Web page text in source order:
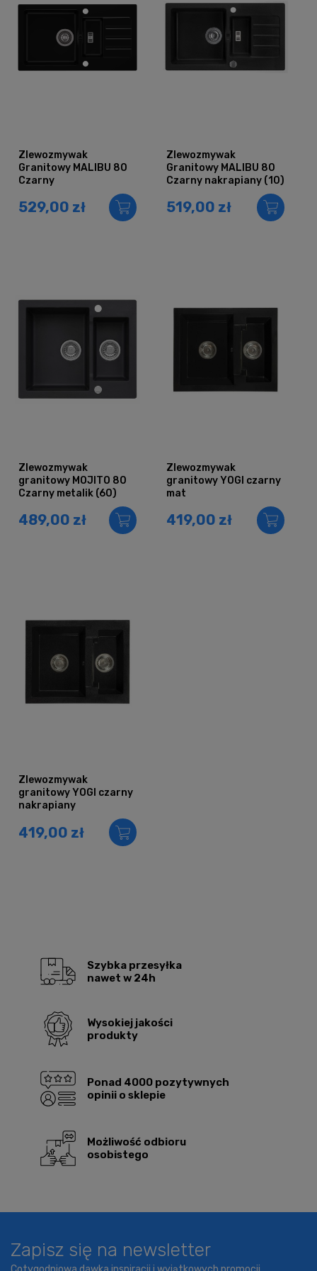
Zlewozmywak
Granitowy MALIBU 80
Czarny
529,00 zł
Zlewozmywak
Granitowy MALIBU 80
Czarny nakrapiany (10)
519,00 zł
Zlewozmywak
granitowy MOJITO 80
Czarny metalik (60)
489,00 zł
Zlewozmywak
granitowy YOGI czarny
mat
419,00 zł
Zlewozmywak
granitowy YOGI czarny
nakrapiany
419,00 zł
Szybka przesyłka
nawet w 24h
Wysokiej jakości
produkty
Ponad 4000 pozytywnych
opinii o sklepie
Możliwość odbioru
osobistego
Zapisz się na newsletter